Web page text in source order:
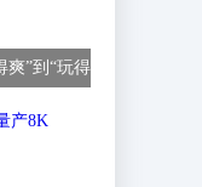
爽”到“玩得